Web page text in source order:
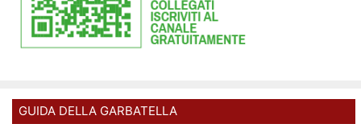
GUIDA DELLA GARBATELLA